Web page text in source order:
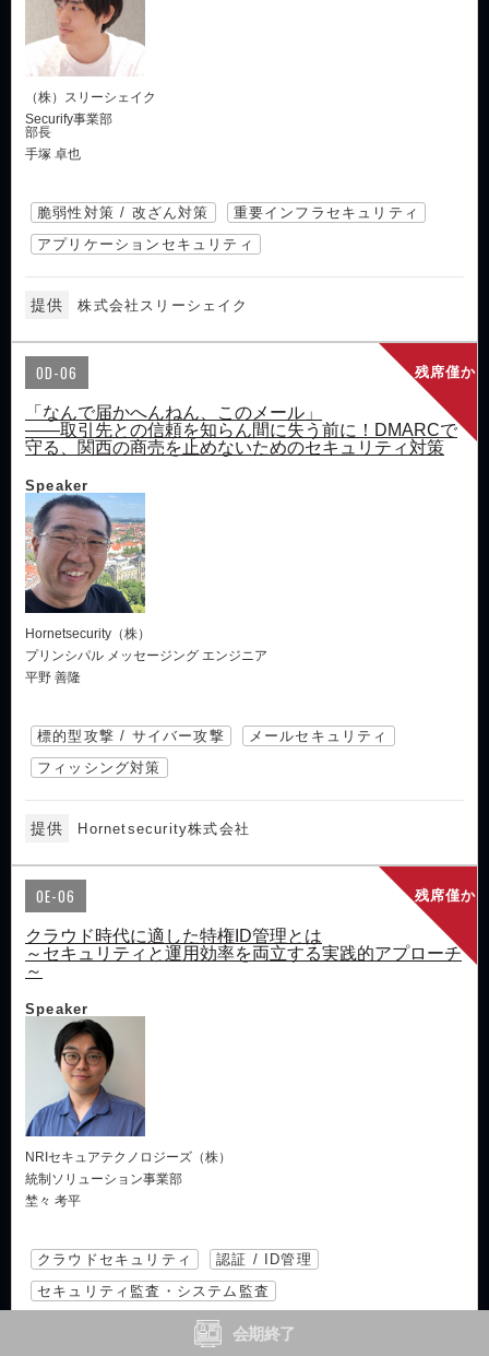
会期終了
（株）スリーシェイク
Securify事業部
部長
手塚 卓也
脆弱性対策 / 改ざん対策
重要インフラセキュリティ
アプリケーションセキュリティ
提供 株式会社スリーシェイク
残席僅か
OD-06
「なんで届かへんねん、このメール」
――取引先との信頼を知らん間に失う前に！DMARCで
守る、関西の商売を止めないためのセキュリティ対策
Speaker
Hornetsecurity（株）
プリンシパル メッセージング エンジニア
平野 善隆
標的型攻撃 / サイバー攻撃
メールセキュリティ
フィッシング対策
提供 Hornetsecurity株式会社
残席僅か
OE-06
クラウド時代に適した特権ID管理とは
～セキュリティと運用効率を両立する実践的アプローチ
～
Speaker
NRIセキュアテクノロジーズ（株）
統制ソリューション事業部
埜々 考平
クラウドセキュリティ
認証 / ID管理
セキュリティ監査・システム監査
NRIセキュアテクノロジーズ株式会社